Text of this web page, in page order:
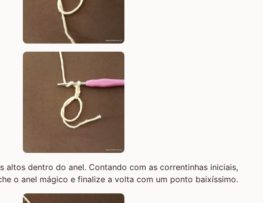
altos dentro do anel. Contando com as correntinhas iniciais,
o anel mágico e finalize a volta com um ponto baixíssimo.